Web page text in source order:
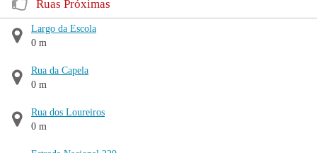
Ruas Próximas
Largo da Escola
0 m
Rua da Capela
0 m
Rua dos Loureiros
0 m